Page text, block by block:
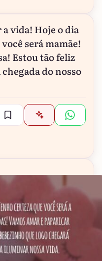
vida! Hoje o dia
será mamãe!
Estou tão feliz
do nosso